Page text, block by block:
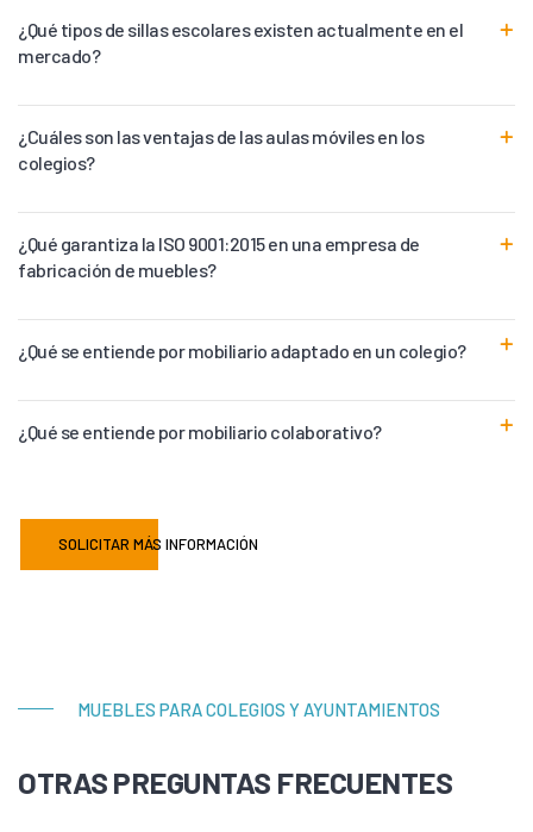
¿Qué tipos de sillas escolares existen actualmente en el
mercado?
¿Cuáles son las ventajas de las aulas móviles en los
colegios?
¿Qué garantiza la ISO 9001:2015 en una empresa de
fabricación de muebles?
¿Qué se entiende por mobiliario adaptado en un colegio?
¿Qué se entiende por mobiliario colaborativo?
SOLICITAR MÁS INFORMACIÓN
MUEBLES PARA COLEGIOS Y AYUNTAMIENTOS
OTRAS PREGUNTAS FRECUENTES